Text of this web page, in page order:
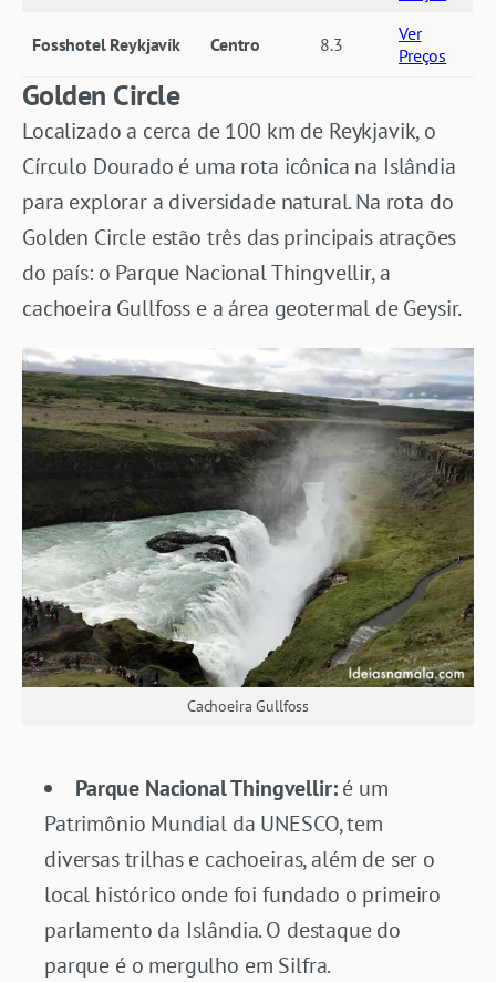
Fosshotel Reykjavík Centro 8.3
Ver
Preços
Golden Circle
Localizado a cerca de 100 km de Reykjavik, o
Círculo Dourado é uma rota icônica na Islândia
para explorar a diversidade natural. Na rota do
Golden Circle estão três das principais atrações
do país: o Parque Nacional Thingvellir, a
cachoeira Gullfoss e a área geotermal de Geysir.
Cachoeira Gullfoss
Parque Nacional Thingvellir:é um
Patrimônio Mundial da UNESCO, tem
diversas trilhas e cachoeiras, além de ser o
local histórico onde foi fundado o primeiro
parlamento da Islândia. O destaque do
parque é o mergulho em Silfra.